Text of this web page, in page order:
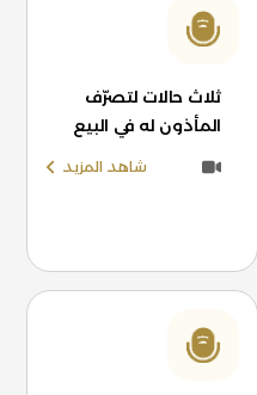
ثلاث حالات لتصرّف
المأذون له في البيع
شاهد المزيد